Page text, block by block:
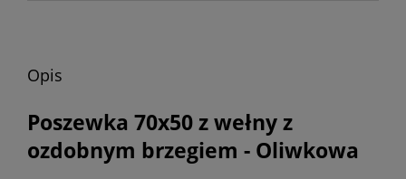
Opis
Poszewka 70x50 z wełny z
ozdobnym brzegiem - Oliwkowa